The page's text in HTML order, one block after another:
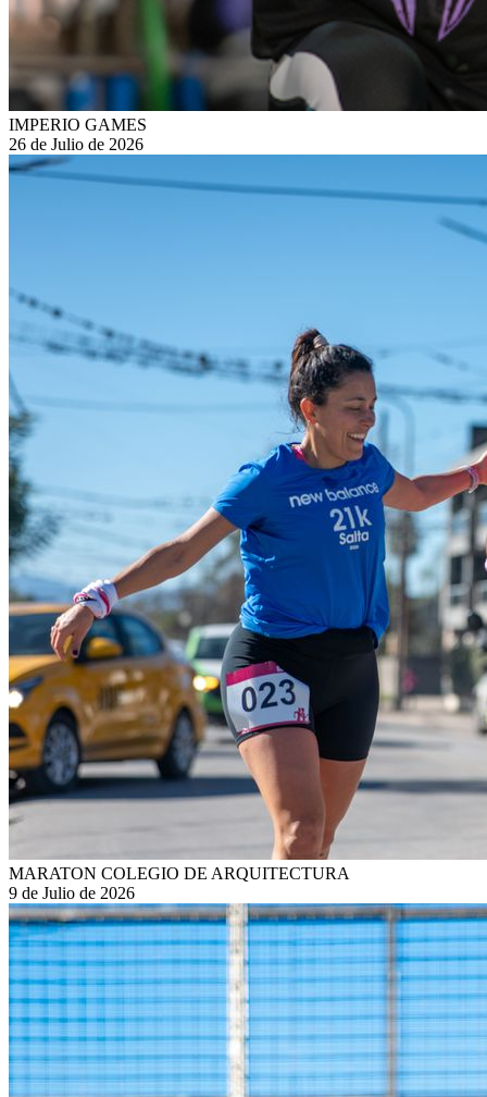
IMPERIO GAMES
26 de Julio de 2026
MARATON COLEGIO DE ARQUITECTURA
9 de Julio de 2026